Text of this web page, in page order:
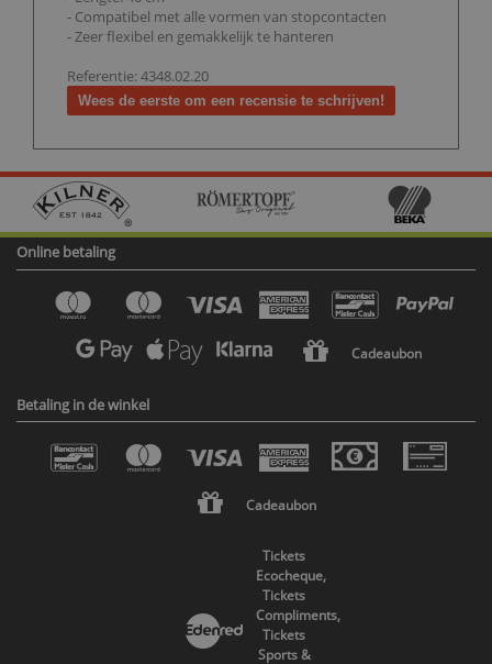
- Compatibel met alle vormen van stopcontacten
- Zeer flexibel en gemakkelijk te hanteren
Referentie: 4348.02.20
Wees de eerste om een recensie te schrijven!
Online betaling
Cadeaubon
Betaling in de winkel
Cadeaubon
Tickets
Ecocheque,
Tickets
Compliments,
Tickets
Sports &